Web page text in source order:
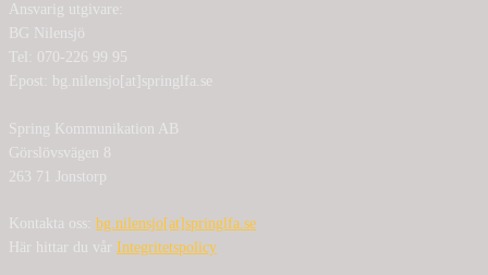
Ansvarig utgivare:
BG Nilensjö
Tel: 070-226 99 95
Epost: bg.nilensjo[at]springlfa.se
Spring Kommunikation AB
Görslövsvägen 8
263 71 Jonstorp
Kontakta oss: bg.nilensjo[at]springlfa.se
Här hittar du vår Integritetspolicy